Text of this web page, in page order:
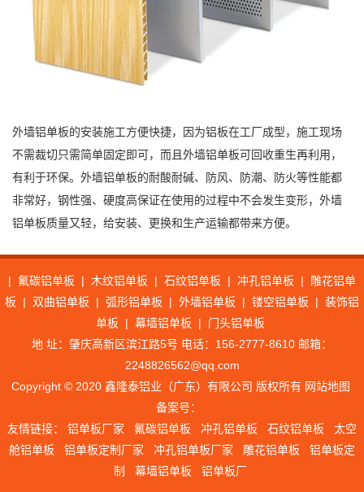
外墙铝单板的安装施工方便快捷，因为铝板在工厂成型，施工现场
不需裁切只需简单固定即可，而且外墙铝单板可回收重生再利用，
有利于环保。外墙铝单板的耐酸耐碱、防风、防潮、防火等性能都
非常好，钢性强、硬度高保证在使用的过程中不会发生变形，外墙
铝单板质量又轻，给安装、更换和生产运输都带来方便。
| 氟碳铝单板 | 木纹铝单板 | 石纹铝单板 | 冲孔铝单板 |
雕花铝单
板
| 双曲铝单板 | 弧形铝单板 | 外墙铝单板 | 镂空铝单板 | 装饰铝
单板
| 幕墙铝单板 |
门头铝单板
地 址：肇庆高新区滨江路5号 电话：156-2777-8610 邮箱：
2248826562@qq.com
Copyright © 2020 鑫隆泰铝业（广东）有限公司 版权所有 网站地图
备案号：
友情链接：
铝单板厂家 氟碳铝单板 冲孔铝单板 石纹铝单板
太空
舱铝单板
铝单板定制厂家 冲孔铝单板厂家 雕花铝单板
铝单板定
制
幕墙铝单板 铝单板厂